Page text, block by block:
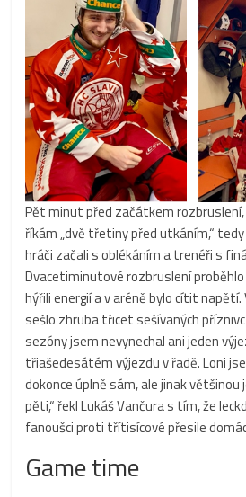
Pět minut před začátkem
říkám „dvě třetiny před utkáním,“ tedy
hráči začali s oblékáním a trenéři s
Dvacetiminutové rozbruslení
hýřili energií a v aréně bylo cítit
sešlo zhruba třicet sešívaných
sezóny jsem nevynechal ani jeden
třiašedesátém výjezdu v řadě. Loni
dokonce úplně sám, ale jinak
pěti,“ řekl Lukáš Vančura s tím, že
fanoušci proti třítisícové přesile
Game time